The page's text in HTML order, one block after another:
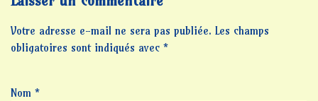
Votre adresse e-mail ne sera pas publiée. Les champs
obligatoires sont indiqués avec *
Nom *